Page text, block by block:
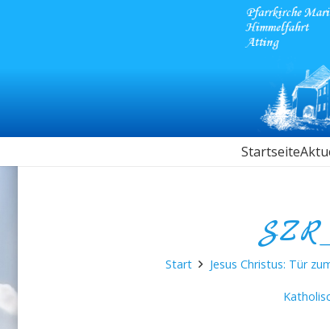
Startseite
Start
Jesus Christus: Tür